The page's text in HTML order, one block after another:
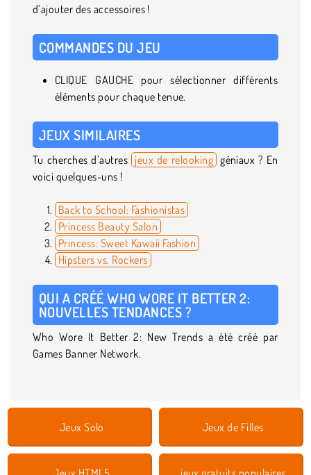
d’ajouter des accessoires !
COMMANDES DU JEU
CLIQUE GAUCHE pour sélectionner différents
éléments pour chaque tenue.
JEUX SIMILAIRES
Tu cherches d’autres jeux de relooking géniaux ? En
voici quelques-uns !
Back to School: Fashionistas
Princess Beauty Salon
Princess: Sweet Kawaii Fashion
Hipsters vs. Rockers
QUI A CRÉÉ WHO WORE IT BETTER 2:
NOUVELLES TENDANCES ?
Who Wore It Better 2: New Trends a été créé par
Games Banner Network.
Jeux Solo Jeux de Filles